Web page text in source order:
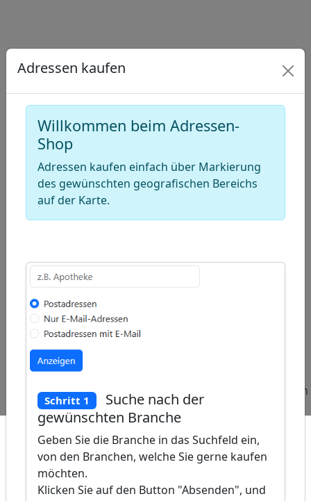
Beliebte
Abfragen:
Adressen
Müllabfuhren
Verpackungsunternehmen
Adressen kaufen
Willkommen beim Adressen-
Shop
Adressen kaufen einfach über Markierung
des gewünschten geografischen Bereichs
auf der Karte.
Schritt 1
Suche nach der
gewünschten Branche
Geben Sie die Branche in das Suchfeld ein,
von den Branchen, welche Sie gerne kaufen
möchten.
Klicken Sie auf den Button "Absenden", und